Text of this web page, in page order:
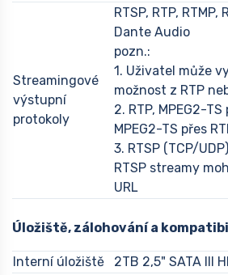
Streamingové
výstupní
protokoly
RTSP, RTP, RTMP,
Dante Audio
pozn.:
1. Uživatel může
možnost z RTP
2. RTP, MPEG2-
MPEG2-TS přes
3. RTSP (TCP/
RTSP streamy
URL
Úložiště, zálohování a
Interní úložiště 2TB 2,5" SATA III